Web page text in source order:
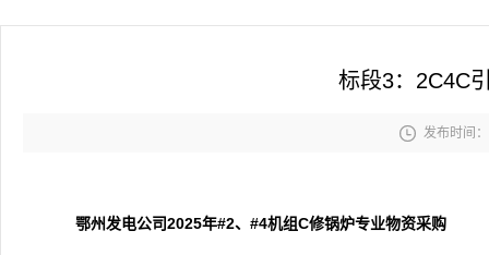
标段3：2C4C
 发布时间
鄂州发电公司2025年#2、#4机组C修锅炉专业物资采购